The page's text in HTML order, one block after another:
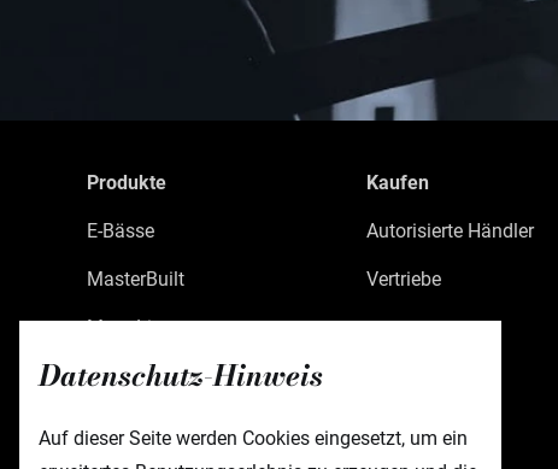
Datenschutz-Hinweis
Auf dieser Seite werden Cookies eingesetzt, um ein
Produkte
E-Bässe
MasterBuilt
MetroLine
MetroExpress
Kaufen
Autorisierte Händler
Vertriebe